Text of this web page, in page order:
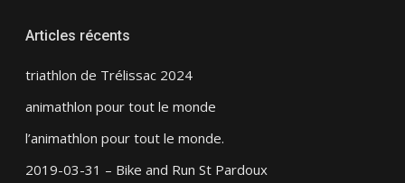
Articles récents
triathlon de Trélissac 2024
animathlon pour tout le monde
l’animathlon pour tout le monde.
2019-03-31 – Bike and Run St Pardoux